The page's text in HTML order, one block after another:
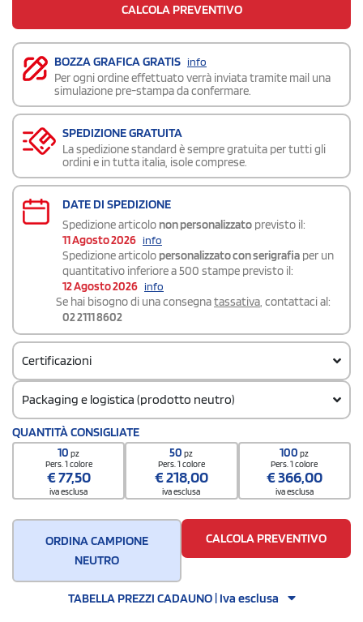
CALCOLA PREVENTIVO
BOZZA GRAFICA GRATIS info
Per ogni ordine effettuato verrà inviata tramite mail una
simulazione pre-stampa da confermare.
SPEDIZIONE GRATUITA
La spedizione standard è sempre gratuita per tutti gli
ordini e in tutta italia, isole comprese.
DATE DI SPEDIZIONE
Spedizione articolo non personalizzato previsto il:
11 Agosto 2026 info
Spedizione articolo personalizzato con serigrafia per un
quantitativo inferiore a 500 stampe previsto il:
12 Agosto 2026 info
Se hai bisogno di una consegnatassativa, contattaci al:
02 2111 8602
Certificazioni
Packaging e logistica (prodotto neutro)
Codice doganale
4202929890000000000000
Quantità per confezione
75 / Polybag
Quantità per scatola
75
QUANTITÀ CONSIGLIATE
10pz
Pers. 1 colore
€77,50
iva esclusa
50pz
Pers. 1 colore
€218,00
iva esclusa
100pz
Pers. 1 colore
€366,00
iva esclusa
ORDINA CAMPIONE
NEUTRO
CALCOLA PREVENTIVO
TABELLA PREZZI CADAUNO | Iva esclusa